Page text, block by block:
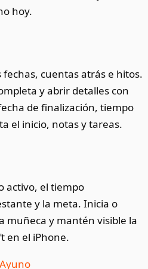
hoy.
cuentas atrás e hitos.
y abrir detalles con
de finalización, tiempo
el inicio, notas y tareas.
activo, el tiempo
y la meta. Inicia o
muñeca y mantén visible la
en el iPhone.